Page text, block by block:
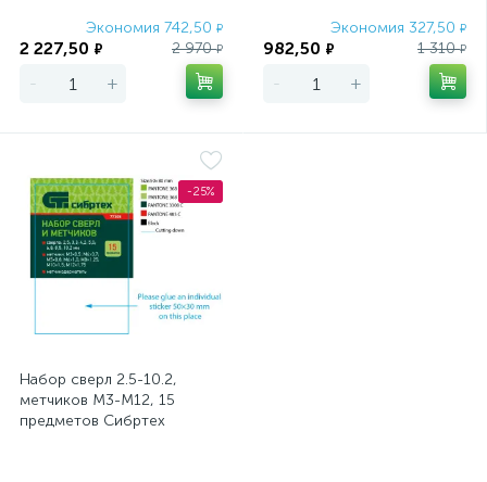
Экономия 742,50 ₽
2 227,50 ₽ 2 970₽
- +
Экономия 327,50 ₽
982,50 ₽ 1 310₽
- +
-25%
Набор сверл 2.5-10.2,
метчиков М3-М12, 15
предметов Сибртех